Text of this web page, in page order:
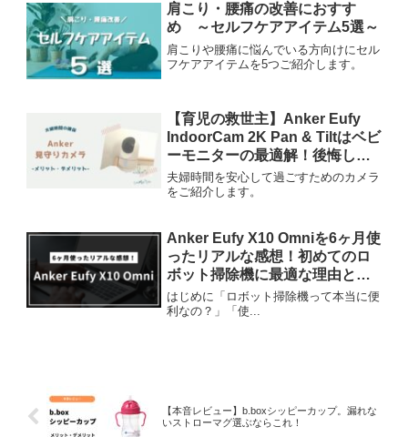
肩こり・腰痛の改善におすす
め ～セルフケアアイテム5選～
肩こりや腰痛に悩んでいる方向けにセル
フケアアイテムを5つご紹介します。
【育児の救世主】Anker Eufy
IndoorCam 2K Pan & Tiltはベビ
ーモニターの最適解！後悔しな
い理由を徹底解説
夫婦時間を安心して過ごすためのカメラ
をご紹介します。
Anker Eufy X10 Omniを6ヶ月使
ったリアルな感想！初めてのロ
ボット掃除機に最適な理由と
は？
はじめに「ロボット掃除機って本当に便
利なの？」「使...
【本音レビュー】b.boxシッピーカップ。漏れな
いストローマグ選ぶならこれ！